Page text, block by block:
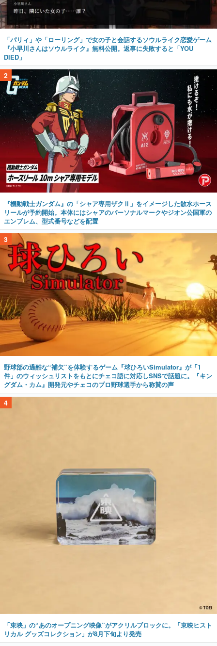
「パリィ」や「ローリング」で女の子と会話するソウルライク恋愛ゲーム
『小早川さんはソウルライク』無料公開。返事に失敗すると「YOU
DIED」
2
『機動戦士ガンダム』の「シャア専用ザクⅡ」をイメージした散水ホース
リールが予約開始。本体にはシャアのパーソナルマークやジオン公国軍の
エンブレム、型式番号などを配置
3
野球部の過酷な“補欠”を体験するゲーム『球ひろいSimulator』が「1
件」のウィッシュリストをもとにチェコ語に対応しSNSで話題に。『キン
グダム・カム』開発元やチェコのプロ野球選手から称賛の声
4
「東映」の“あのオープニング映像”がアクリルブロックに。「東映ヒスト
リカル グッズコレクション」が8月下旬より発売